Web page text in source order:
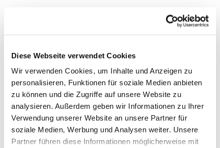
Diese Webseite verwendet Cookies
Wir verwenden Cookies, um Inhalte und Anzeigen zu
personalisieren, Funktionen für soziale Medien anbieten
zu können und die Zugriffe auf unsere Website zu
analysieren. Außerdem geben wir Informationen zu Ihrer
Verwendung unserer Website an unsere Partner für
soziale Medien, Werbung und Analysen weiter. Unsere
Partner führen diese Informationen möglicherweise mit
Dies könnte Sie auch
interessieren